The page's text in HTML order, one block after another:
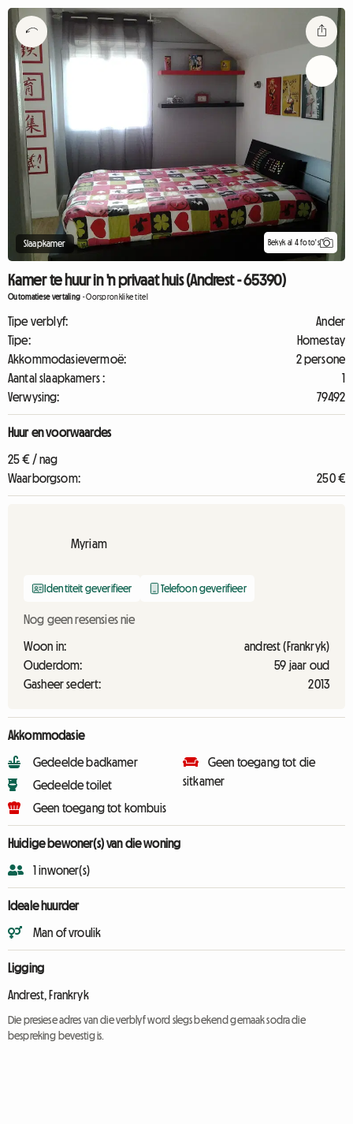
Slaapkamer Bekyk al 4 foto's
Kamer te huur in 'n privaat huis (Andrest - 65390)
Outomatiese vertaling -Oorspronklike titel
Tipe verblyf:
Ander
Tipe:
Homestay
Akkommodasievermoë:
2 persone
Aantal slaapkamers :
1
Verwysing:
79492
Huur en voorwaardes
25 € / nag
Waarborgsom:
250 €
Myriam
Identiteit geverifieer Telefoon geverifieer
Nog geen resensies nie
Woon in:
andrest (Frankryk)
Ouderdom:
59 jaar oud
Gasheer sedert:
2013
Akkommodasie
Gedeelde badkamer
Gedeelde toilet
Geen toegang tot kombuis
Geen toegang tot die
sitkamer
Huidige bewoner(s) van die woning
1 inwoner(s)
Ideale huurder
Man of vroulik
Ligging
Andrest, Frankryk
Die presiese adres van die verblyf word slegs bekend gemaak sodra die
bespreking bevestig is.